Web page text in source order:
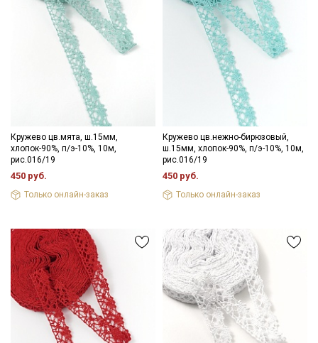
Кружево цв.мята, ш.15мм,
хлопок-90%, п/э-10%, 10м,
рис.016/19
450 руб.
Только онлайн-заказ
Кружево цв.нежно-бирюзовый,
ш.15мм, хлопок-90%, п/э-10%, 10м,
рис.016/19
450 руб.
Только онлайн-заказ